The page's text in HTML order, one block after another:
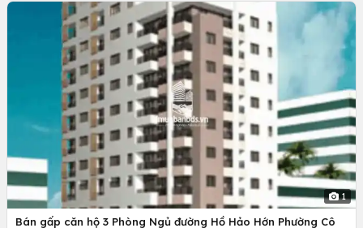
1
Bán gấp căn hộ 3 Phòng Ngủ đường Hồ Hảo Hớn Phường Cô